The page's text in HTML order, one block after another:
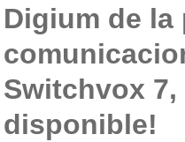
Digium de la
Switchvox 7,
disponible!